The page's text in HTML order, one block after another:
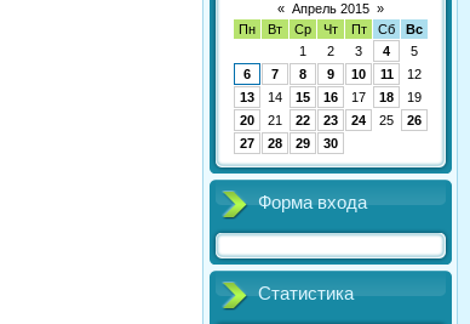
« Апрель 2015 »
Пн
Вт Ср Чт Пт Сб
Вс
1
2 3 4
5
6
7 8 9 10 11
12
13
14 15 16 17 18
19
20
21 22 23 24 25
26
27
28 29 30
Форма входа
Статистика